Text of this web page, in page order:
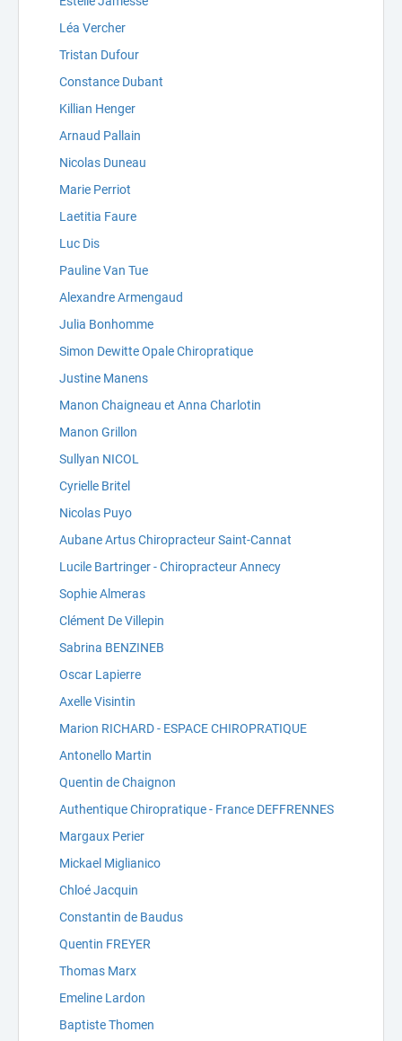
Léa Vercher
Tristan Dufour
Constance Dubant
Killian Henger
Arnaud Pallain
Nicolas Duneau
Marie Perriot
Laetitia Faure
Luc Dis
Pauline Van Tue
Alexandre Armengaud
Julia Bonhomme
Simon Dewitte Opale Chiropratique
Justine Manens
Manon Chaigneau et Anna Charlotin
Manon Grillon
Sullyan NICOL
Cyrielle Britel
Nicolas Puyo
Aubane Artus Chiropracteur Saint-Cannat
Lucile Bartringer - Chiropracteur Annecy
Sophie Almeras
Clément De Villepin
Sabrina BENZINEB
Oscar Lapierre
Axelle Visintin
Marion RICHARD - ESPACE CHIROPRATIQUE
Antonello Martin
Quentin de Chaignon
Authentique Chiropratique - France DEFFRENNES
Margaux Perier
Mickael Miglianico
Chloé Jacquin
Constantin de Baudus
Quentin FREYER
Thomas Marx
Emeline Lardon
Baptiste Thomen